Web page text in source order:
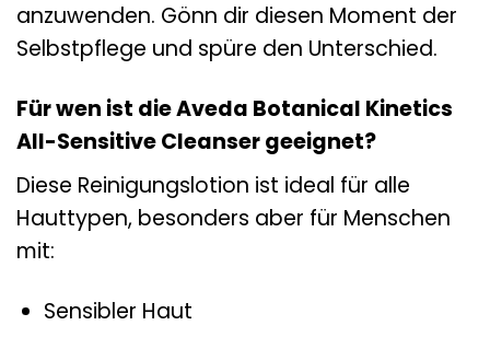
anzuwenden. Gönn dir diesen Moment der
Selbstpflege und spüre den Unterschied.
Für wen ist die Aveda Botanical Kinetics
All-Sensitive Cleanser geeignet?
Diese Reinigungslotion ist ideal für alle
Hauttypen, besonders aber für Menschen
mit:
Sensibler Haut